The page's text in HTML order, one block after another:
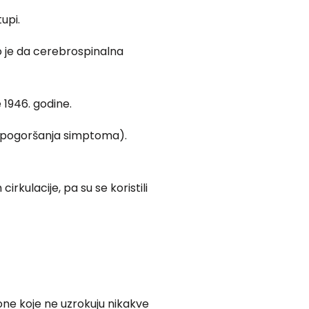
je da cerebrospinalna
godine.
simptoma).
pa su se koristili
koje ne uzrokuju nikakve